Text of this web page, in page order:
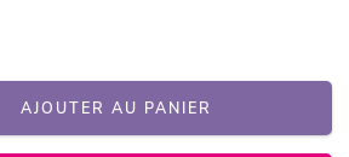
AJOUTER AU PANIER